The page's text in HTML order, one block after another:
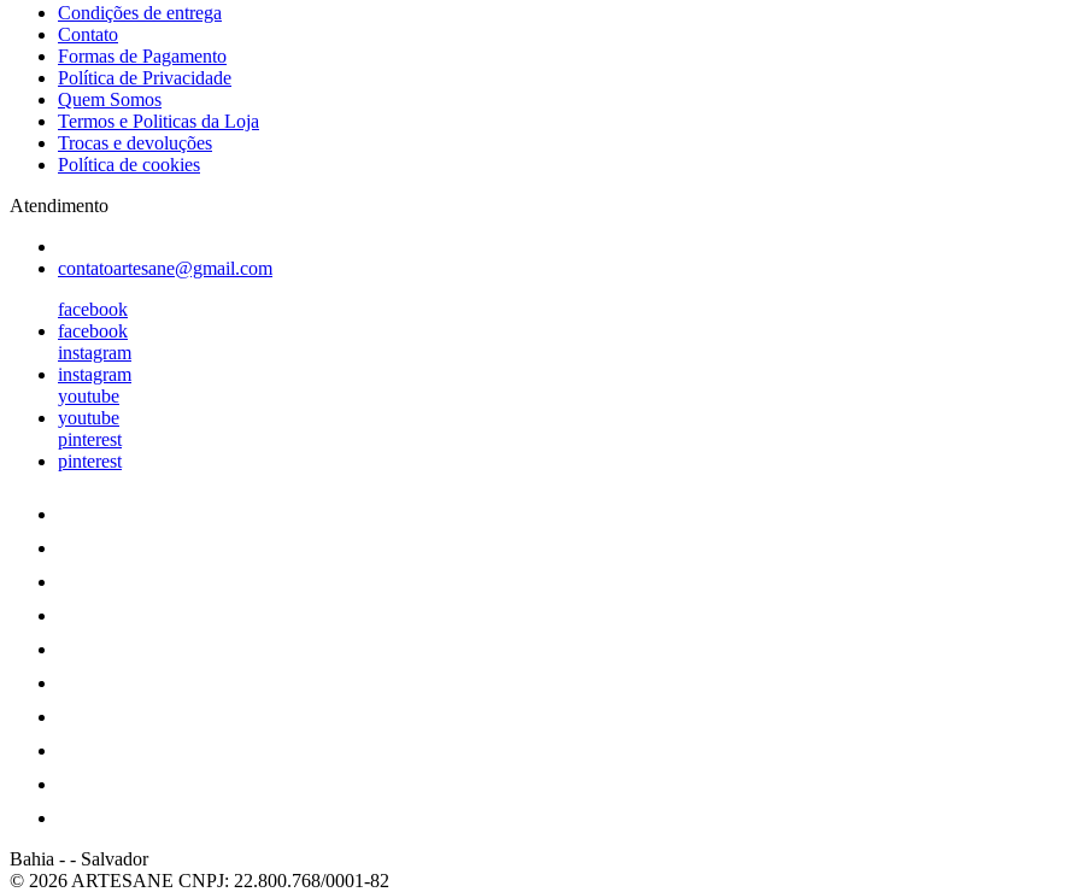
Condições de entrega
Contato
Formas de Pagamento
Política de Privacidade
Quem Somos
Termos e Politicas da Loja
Trocas e devoluções
Política de cookies
Atendimento
contatoartesane@gmail.com
facebook
facebook
instagram
instagram
youtube
youtube
pinterest
pinterest
Bahia - - Salvador
© 2026 ARTESANE CNPJ: 22.800.768/0001-82